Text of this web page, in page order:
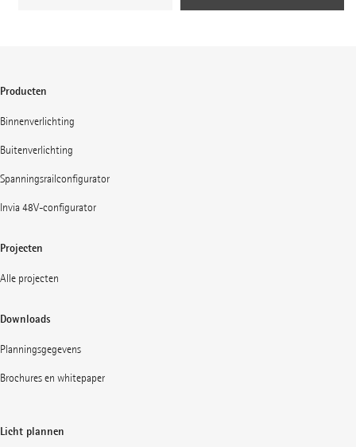
Producten
Binnenverlichting
Buitenverlichting
Spanningsrailconfigurator
Invia 48V-configurator
Projecten
Alle projecten
Downloads
Planningsgegevens
Brochures en whitepaper
Licht plannen